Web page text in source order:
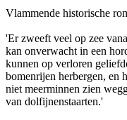
Vlammende historische
'Er zweeft veel op zee
kan onverwacht in een
kunnen op verloren
bomenrijen herbergen, en
niet meerminnen zien
van dolfijnenstaarten.'